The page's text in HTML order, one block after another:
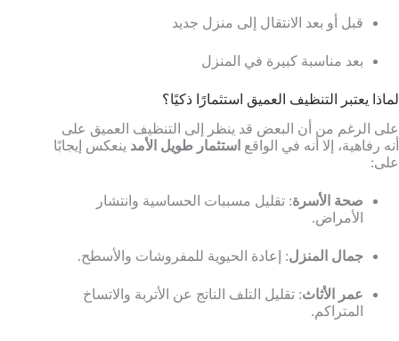
قبل أو بعد الانتقال إلى منزل جديد
بعد مناسبة كبيرة في المنزل
لماذا يعتبر التنظيف العميق استثمارًا ذكيًا؟
على الرغم من أن البعض قد ينظر إلى التنظيف العميق على
أنه رفاهية، إلا أنه في الواقع استثمار طويل الأمد ينعكس إيجابًا
على:
صحة الأسرة: تقليل مسببات الحساسية وانتشار
الأمراض.
جمال المنزل: إعادة الحيوية للمفروشات والأسطح.
عمر الأثاث: تقليل التلف الناتج عن الأتربة والاتساخ
المتراكم.